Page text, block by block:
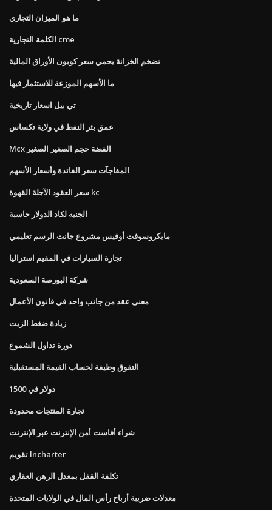
ما هو الميزان التجاري
الكلمة التجارية cme
تضخم الخزانة يحمي سعر كوبون الأوراق المالية
ما الأسهم الموزعة للاستثمار فيها
تي بيل اسعار تاريخية
عمق بئر النفط في ولاية تكساس
Mcx الفضة حجم الصغير الصغير
المفاجآت سعر الفائدة وأسعار الأسهم
سعر العقود الآجلة القهوة kc
الجنيه لكاد الدولار حاسبة
مايكروسوفت أوفيس مشروع جانت الرسم تعليمي
تجارة السيارات في المقيم استراليا
شركة البورصة السعودية
معنى عقد من جانب واحد في قانون الأعمال
زيادة ضغط الزيت
دورة تداول الشموع
التفوق وظيفة لحساب القيمة المستقبلية
1500 دولار في
تجارة المنتجات محدودة
شراء أفاست أمن الإنترنت عبر الإنترنت
تقويم lncharter
تكلفة القفل بمعدل الرهن العقاري
معدلات ضريبة أرباح رأس المال في الولايات المتحدة